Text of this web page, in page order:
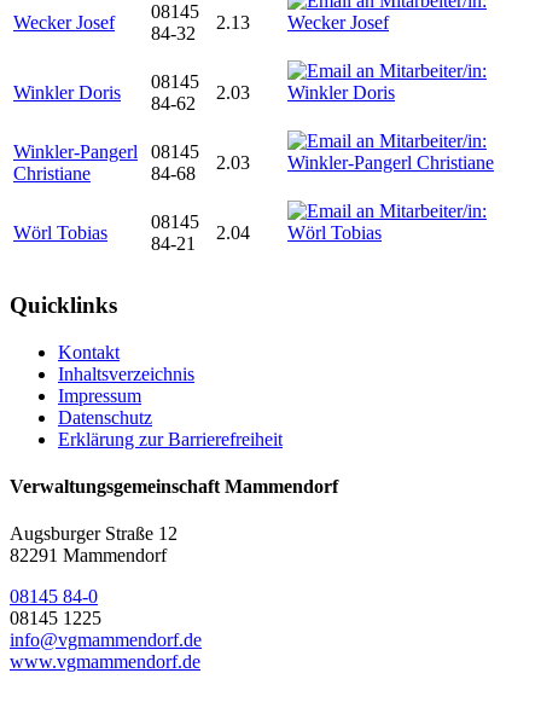
Wecker Josef
08145
84-32
2.13
Winkler Doris
08145
84-62
2.03
Winkler-Pangerl
Christiane
08145
84-68
2.03
Wörl Tobias
08145
84-21
2.04
Quicklinks
Kontakt
Inhaltsverzeichnis
Impressum
Datenschutz
Erklärung zur Barrierefreiheit
Verwaltungsgemeinschaft Mammendorf
Augsburger Straße 12
82291 Mammendorf
08145 84-0
08145 1225
info@vgmammendorf.de
www.vgmammendorf.de